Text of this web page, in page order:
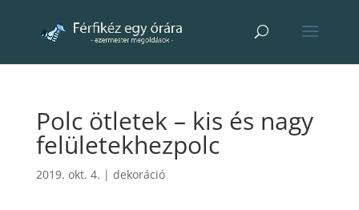
Polc ötletek – kis és nagy
felületekhezpolc
2019. okt. 4. | dekoráció